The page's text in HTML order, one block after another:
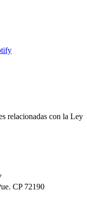
relacionadas con la Ley
CP 72190